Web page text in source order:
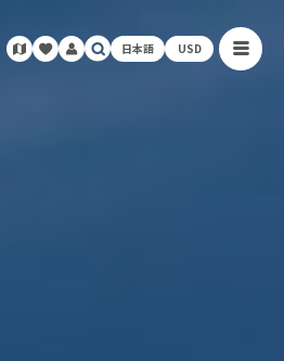
日本語 USD